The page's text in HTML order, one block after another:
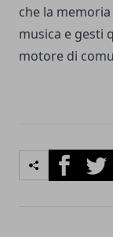
che la
musica e gesti
motore di
Facebook